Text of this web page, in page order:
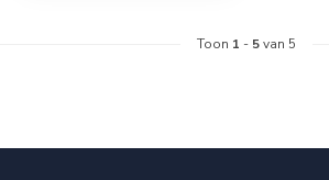
Toon 1 - 5van 5